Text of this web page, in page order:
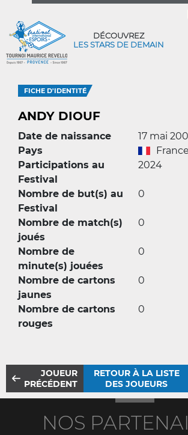
DÉCOUVREZ
LES STARS DE DEMAIN
FICHE D'IDENTITÉ
ANDY DIOUF
Date de naissance
17 mai
Pays
France
Participations au
Festival
2024
Nombre de but(s) au
Festival
0
Nombre de match(s)
joués
0
Nombre de
minute(s) jouées
0
Nombre de cartons
jaunes
0
Nombre de cartons
rouges
0
JOUEUR
PRÉCÉDENT
RETOUR À LA LISTE
DES JOUEURS
NOS